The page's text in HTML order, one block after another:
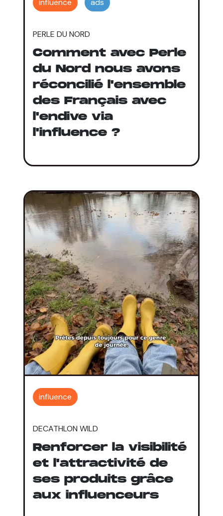
influence ads
PERLE DU NORD
Comment avec Perle
du Nord nous avons
réconcilié l'ensemble
des Français avec
l'endive via
l'influence ?
influence
DECATHLON WILD
Renforcer la visibilité
et l'attractivité de
ses produits grâce
aux influenceurs